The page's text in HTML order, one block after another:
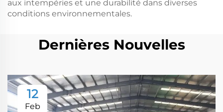
aux intempéries et une durabilité dans diverses
conditions environnementales.
Dernières Nouvelles
12
Feb